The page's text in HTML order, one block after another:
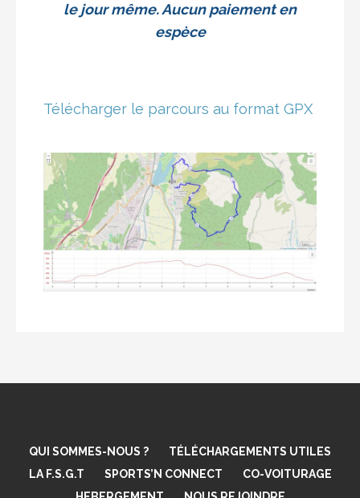
le jour même. Aucun paiement en
espèce
Télécharger le parcours au format GPX
QUI SOMMES-NOUS ?
TÉLÉCHARGEMENTS UTILES
LA F.S.G.T
SPORTS’N CONNECT
CO-VOITURAGE